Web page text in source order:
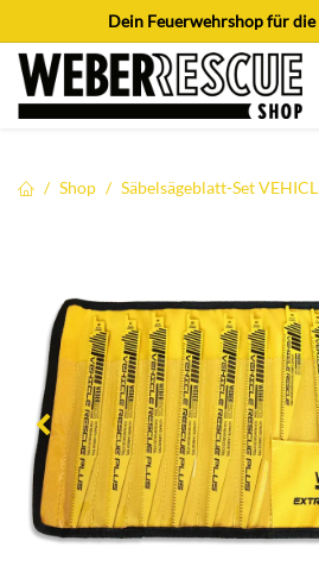
Zum Inhalt springenDein Feuerwehrshop für
Shop Säbelsägeblatt-Set